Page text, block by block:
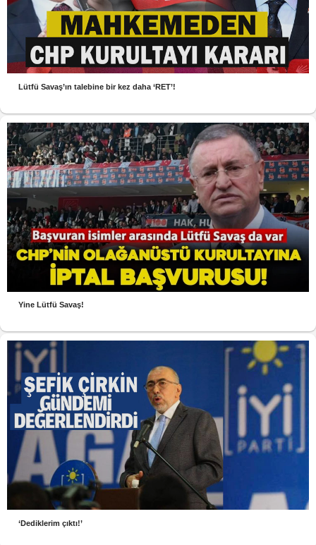
Lütfü Savaş’ın talebine bir kez daha ‘RET’!
Yine Lütfü Savaş!
‘Dediklerim çıktı!’